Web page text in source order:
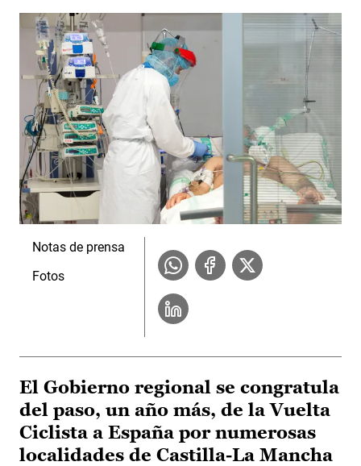
Notas de prensa
Fotos
El Gobierno regional se congratula
del paso, un año más, de la Vuelta
Ciclista a España por numerosas
localidades de Castilla-La Mancha